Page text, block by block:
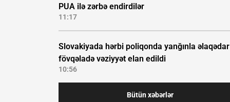
PUA ilə zərbə endirdilər
11:17
Slovakiyada hərbi poliqonda yanğınla əlaqədar
fövqəladə vəziyyət elan edildi
10:56
Bütün xəbərlər